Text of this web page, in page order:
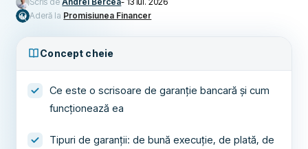
Aderă la Promisiunea Financer
Concept cheie
Ce este o scrisoare de garanție bancară și cum
funcționează ea
Tipuri de garanții: de bună execuție, de plată, de